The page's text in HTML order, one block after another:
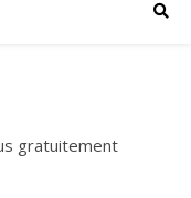
gratuitement